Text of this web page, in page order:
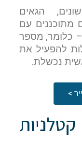
הגאים
מתוכננים עם
– כלומר, מספר
להפעיל את
נכשלת.
>